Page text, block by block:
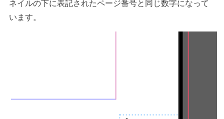
ネイルの下に表記されたページ番号と同じ数字になって
います。